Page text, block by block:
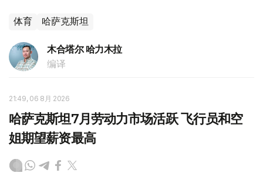
体育 哈萨克斯坦
木合塔尔 哈力木拉
编译
21:49, 06 8月 2026
哈萨克斯坦7月劳动力市场活跃 飞行员和空
姐期望薪资最高